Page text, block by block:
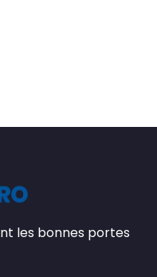
les bonnes portes